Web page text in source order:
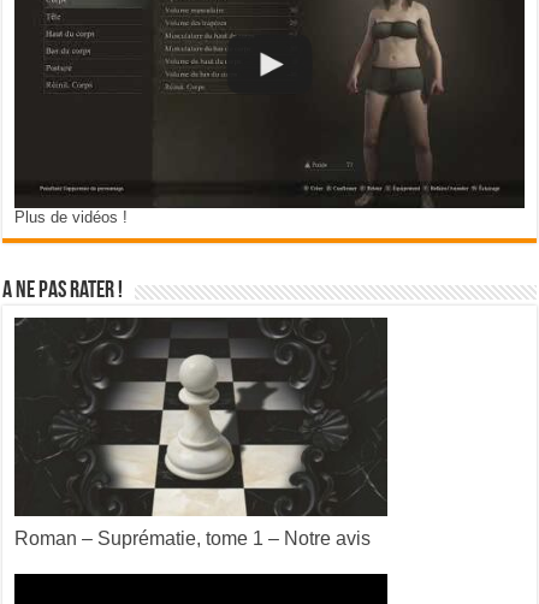
Plus de vidéos !
A ne pas rater !
Roman – Suprématie, tome 1 – Notre avis